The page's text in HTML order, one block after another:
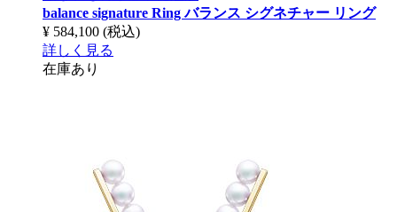
balance signature Ringバランス シグネチャー リング
¥ 584,100 (税込)
詳しく見る
在庫あり